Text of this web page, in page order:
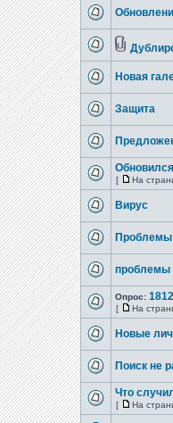
Новая
Защита
[ На
Вирус
Проблемы
проблемы
Опрос:
[ На
Новые
Поиск не
Что
[ На